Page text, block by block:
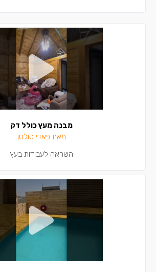
מבנה מעץ כולל דק
מאת פאדי סולטן
השראה לעבודות בעץ